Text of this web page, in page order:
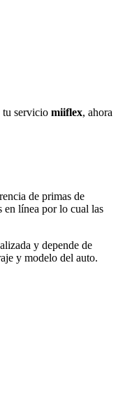
tu servicio miiflex, ahora
de primas de
en línea por lo cual las
y depende de
y modelo del auto.